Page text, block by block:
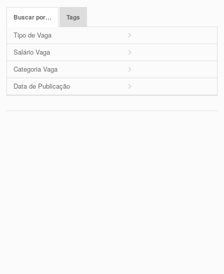
Buscar por… Tags
Tipo de Vaga
Salário Vaga
Categoria Vaga
Data de Publicação